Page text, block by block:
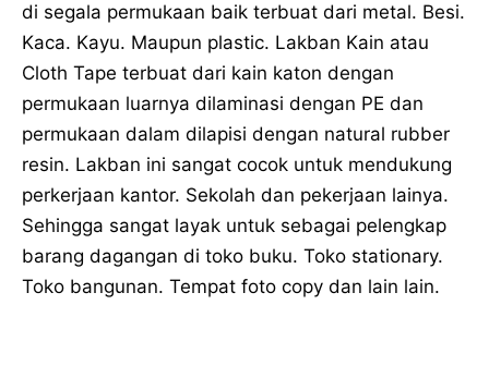
di segala permukaan baik terbuat dari metal. Besi.
Kaca. Kayu. Maupun plastic. Lakban Kain atau
Cloth Tape terbuat dari kain katon dengan
permukaan luarnya dilaminasi dengan PE dan
permukaan dalam dilapisi dengan natural rubber
resin. Lakban ini sangat cocok untuk mendukung
perkerjaan kantor. Sekolah dan pekerjaan lainya.
Sehingga sangat layak untuk sebagai pelengkap
barang dagangan di toko buku. Toko stationary.
Toko bangunan. Tempat foto copy dan lain lain.